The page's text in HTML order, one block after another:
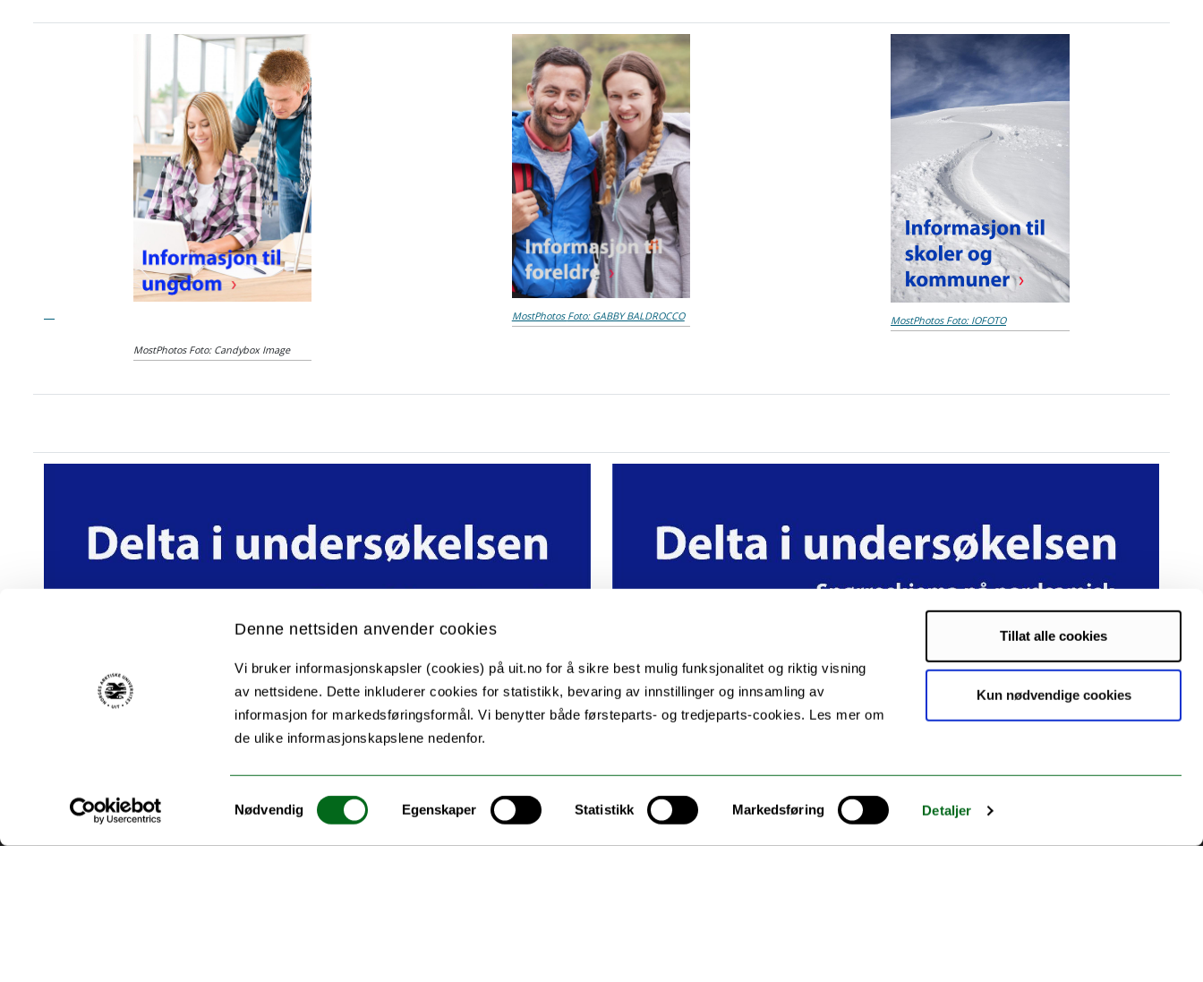
Denne nettsiden anvender cookies
Vi bruker informasjonskapsler (cookies) på uit.no for å sikre best mulig funksjonalitet og riktig visning
av nettsidene. Dette inkluderer cookies for statistikk, bevaring av innstillinger og innsamling av
informasjon for markedsføringsformål. Vi benytter både førsteparts- og tredjeparts-cookies. Les mer om
de ulike informasjonskapslene nedenfor.
Samtykkevalg
Nødvendig Egenskaper Statistikk Markedsføring Detaljer
Tillat alle cookies
Kun nødvendige cookies
MostPhotos Foto: Candybox Image
MostPhotos Foto: GABBY BALDROCCO MostPhotos Foto: IOFOTO
Driftsmeldinger
For skoler